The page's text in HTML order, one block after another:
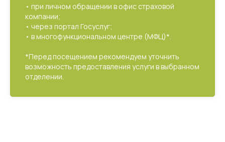
• при личном обращении в офис страховой
компании;
• через портал Госуслуг;
• в многофункциональном центре (МФЦ)*.
*Перед посещением рекомендуем уточнить
возможность предоставления услуги в выбранном
отделении.